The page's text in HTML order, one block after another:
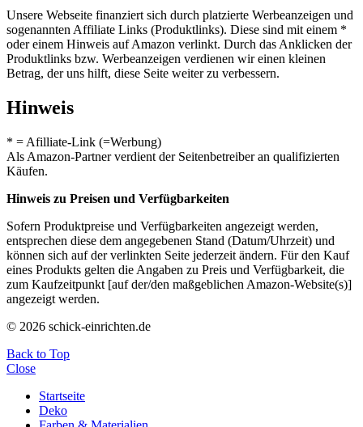
Unsere Webseite finanziert sich durch platzierte Werbeanzeigen und
sogenannten Affiliate Links (Produktlinks). Diese sind mit einem *
oder einem Hinweis auf Amazon verlinkt. Durch das Anklicken der
Produktlinks bzw. Werbeanzeigen verdienen wir einen kleinen
Betrag, der uns hilft, diese Seite weiter zu verbessern.
Hinweis
* = Afilliate-Link (=Werbung)
Als Amazon-Partner verdient der Seitenbetreiber an qualifizierten
Käufen.
Hinweis zu Preisen und Verfügbarkeiten
Sofern Produktpreise und Verfügbarkeiten angezeigt werden,
entsprechen diese dem angegebenen Stand (Datum/Uhrzeit) und
können sich auf der verlinkten Seite jederzeit ändern. Für den Kauf
eines Produkts gelten die Angaben zu Preis und Verfügbarkeit, die
zum Kaufzeitpunkt [auf der/den maßgeblichen Amazon-Website(s)]
angezeigt werden.
© 2026 schick-einrichten.de
Back to Top
Close
Startseite
Deko